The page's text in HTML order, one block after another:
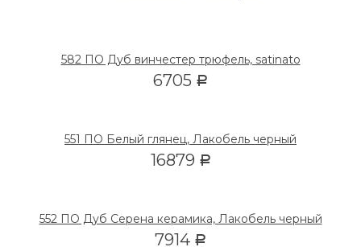
582 ПО Дуб винчестер трюфель, satinato
6705 Р
551 ПО Белый глянец, Лакобель черный
16879 Р
552 ПО Дуб Серена керамика, Лакобель черный
7914 Р